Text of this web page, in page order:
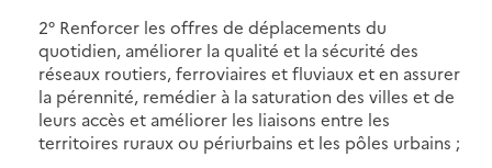
2° Renforcer les offres de déplacements du
quotidien, améliorer la qualité et la sécurité des
réseaux routiers, ferroviaires et fluviaux et en assurer
la pérennité, remédier à la saturation des villes et de
leurs accès et améliorer les liaisons entre les
territoires ruraux ou périurbains et les pôles urbains ;